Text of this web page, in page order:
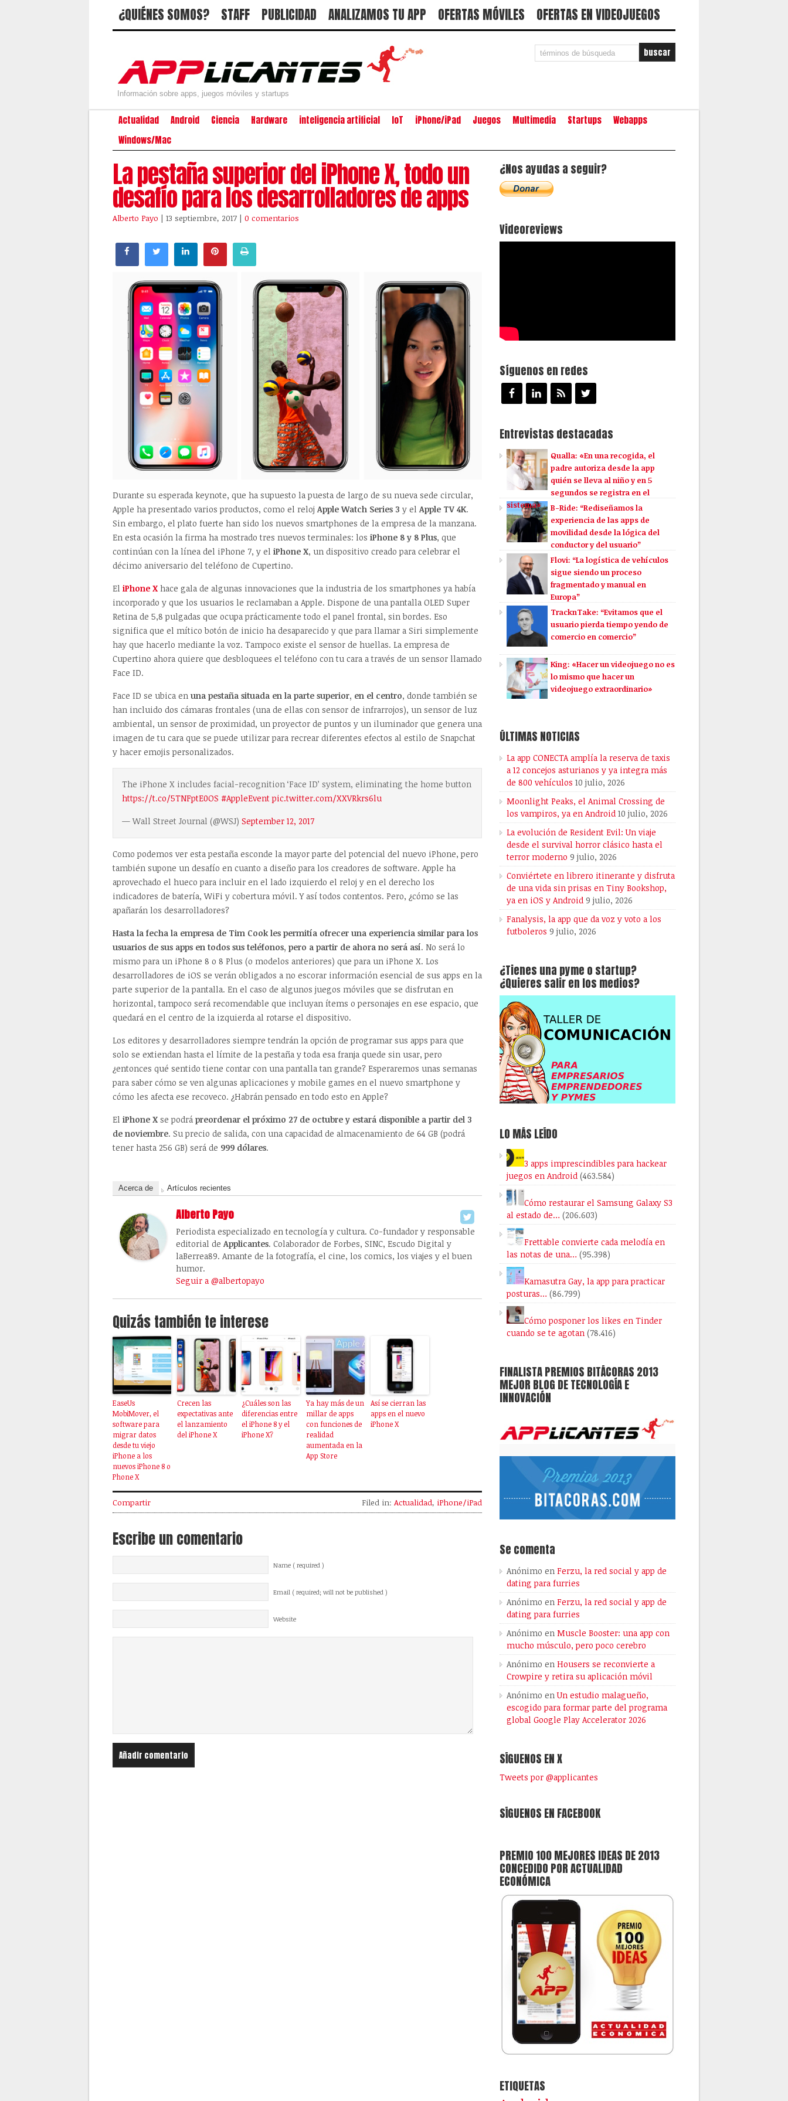
¿QUIÉNES SOMOS? STAFF PUBLICIDAD ANALIZAMOS TU APP OFERTAS MÓVILES OFERTAS EN VIDEOJUEGOS
Información sobre apps, juegos móviles y startups
Actualidad Android Ciencia Hardware inteligencia artificial IoT iPhone/iPad Juegos Multimedia Startups
Webapps
Windows/Mac
La pestaña superior del iPhone X, todo un
desafío para los desarrolladores de apps
Alberto Payo | 13 septiembre, 2017 | 0 comentarios
Durante su esperada keynote, que ha supuesto la puesta de largo de su nueva sede circular,
Apple ha presentado varios productos, como el reloj Apple Watch Series 3 y el Apple TV 4K.
Sin embargo, el plato fuerte han sido los nuevos smartphones de la empresa de la manzana.
En esta ocasión la firma ha mostrado tres nuevos terminales: los iPhone 8 y 8 Plus, que
continúan con la línea del iPhone 7, y el iPhone X, un dispositivo creado para celebrar el
décimo aniversario del teléfono de Cupertino.
El iPhone X hace gala de algunas innovaciones que la industria de los smartphones ya había
incorporado y que los usuarios le reclamaban a Apple. Dispone de una pantalla OLED Super
Retina de 5,8 pulgadas que ocupa prácticamente todo el panel frontal, sin bordes. Eso
significa que el mítico botón de inicio ha desaparecido y que para llamar a Siri simplemente
hay que hacerlo mediante la voz. Tampoco existe el sensor de huellas. La empresa de
Cupertino ahora quiere que desbloquees el teléfono con tu cara a través de un sensor llamado
Face ID.
Face ID se ubica en una pestaña situada en la parte superior, en el centro, donde también se
han incluido dos cámaras frontales (una de ellas con sensor de infrarrojos), un sensor de luz
ambiental, un sensor de proximidad, un proyector de puntos y un iluminador que genera una
imagen de tu cara que se puede utilizar para recrear diferentes efectos al estilo de Snapchat
y hacer emojis personalizados.
The iPhone X includes facial-recognition ‘Face ID’ system, eliminating the home button
https://t.co/5TNFptE0OS #AppleEvent pic.twitter.com/XXVRkrs6lu
— Wall Street Journal (@WSJ) September 12, 2017
Como podemos ver esta pestaña esconde la mayor parte del potencial del nuevo iPhone, pero
también supone un desafío en cuanto a diseño para los creadores de software. Apple ha
aprovechado el hueco para incluir en el lado izquierdo el reloj y en el derecho los
indicadores de batería, WiFi y cobertura móvil. Y así todos contentos. Pero, ¿cómo se las
apañarán los desarrolladores?
Hasta la fecha la empresa de Tim Cook les permitía ofrecer una experiencia similar para los
usuarios de sus apps en todos sus teléfonos, pero a partir de ahora no será así. No será lo
mismo para un iPhone 8 o 8 Plus (o modelos anteriores) que para un iPhone X. Los
desarrolladores de iOS se verán obligados a no escorar información esencial de sus apps en la
parte superior de la pantalla. En el caso de algunos juegos móviles que se disfrutan en
horizontal, tampoco será recomendable que incluyan ítems o personajes en ese espacio, que
quedará en el centro de la izquierda al rotarse el dispositivo.
Los editores y desarrolladores siempre tendrán la opción de programar sus apps para que
solo se extiendan hasta el límite de la pestaña y toda esa franja quede sin usar, pero
¿entonces qué sentido tiene contar con una pantalla tan grande? Esperaremos unas semanas
para saber cómo se ven algunas aplicaciones y mobile games en el nuevo smartphone y
cómo les afecta ese recoveco. ¿Habrán pensado en todo esto en Apple?
El iPhone X se podrá preordenar el próximo 27 de octubre y estará disponible a partir del 3
de noviembre. Su precio de salida, con una capacidad de almacenamiento de 64 GB (podrá
tener hasta 256 GB) será de 999 dólares.
Acerca de Artículos recientes
Alberto Payo
Periodista especializado en tecnología y cultura. Co-fundador y responsable
editorial de Applicantes. Colaborador de Forbes, SINC, Escudo Digital y
laBerrea89. Amante de la fotografía, el cine, los comics, los viajes y el buen
humor.
Seguir a @albertopayo
Quizás también te interese
EaseUs
MobiMover, el
software para
migrar datos
desde tu viejo
iPhone a los
nuevos iPhone 8 o
Phone X
Crecen las
expectativas ante
el lanzamiento
del iPhone X
¿Cuáles son las
diferencias entre
el iPhone 8 y el
iPhone X?
Ya hay más de un
millar de apps
con funciones de
realidad
aumentada en la
App Store
Así se cierran las
apps en el nuevo
iPhone X
Compartir Filed in: Actualidad, iPhone/iPad
Escribe un comentario
Name ( required )
Email ( required; will not be published )
Website
¿Nos ayudas a seguir?
Videoreviews
Síguenos en redes
Entrevistas destacadas
Qualla: «En una recogida, el
padre autoriza desde la app
quién se lleva al niño y en 5
segundos se registra en el
sistema»
B-Ride: “Rediseñamos la
experiencia de las apps de
movilidad desde la lógica del
conductor y del usuario”
Flovi: “La logística de vehículos
sigue siendo un proceso
fragmentado y manual en
Europa”
TracknTake: “Evitamos que el
usuario pierda tiempo yendo de
comercio en comercio”
King: «Hacer un videojuego no es
lo mismo que hacer un
videojuego extraordinario»
ÚLTIMAS NOTICIAS
La app CONECTA amplía la reserva de taxis
a 12 concejos asturianos y ya integra más
de 800 vehículos 10 julio, 2026
Moonlight Peaks, el Animal Crossing de
los vampiros, ya en Android 10 julio, 2026
La evolución de Resident Evil: Un viaje
desde el survival horror clásico hasta el
terror moderno 9 julio, 2026
Conviértete en librero itinerante y disfruta
de una vida sin prisas en Tiny Bookshop,
ya en iOS y Android 9 julio, 2026
Fanalysis, la app que da voz y voto a los
futboleros 9 julio, 2026
¿Tienes una pyme o startup?
¿Quieres salir en los medios?
LO MÁS LEÍDO
3 apps imprescindibles para hackear
juegos en Android (463.584)
Cómo restaurar el Samsung Galaxy S3
al estado de… (206.603)
Frettable convierte cada melodía en
las notas de una… (95.398)
Kamasutra Gay, la app para practicar
posturas… (86.799)
Cómo posponer los likes en Tinder
cuando se te agotan (78.416)
FINALISTA PREMIOS BITÁCORAS 2013
MEJOR BLOG DE TECNOLOGÍA E
INNOVACIÓN
Se comenta
Anónimo en Ferzu, la red social y app de
dating para furries
Anónimo en Ferzu, la red social y app de
dating para furries
Anónimo en Muscle Booster: una app con
mucho músculo, pero poco cerebro
Anónimo en Housers se reconvierte a
Crowpire y retira su aplicación móvil
Anónimo enUn estudio malagueño,
escogido para formar parte del programa
global Google Play Accelerator 2026
SÍGUENOS EN X
Tweets por @applicantes
SÍGUENOS EN FACEBOOK
PREMIO 100 MEJORES IDEAS DE 2013
CONCEDIDO POR ACTUALIDAD
ECONÓMICA
ETIQUETAS